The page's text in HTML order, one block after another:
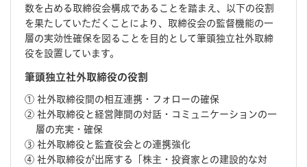
数を占める取締役会構成であることを踏まえ、以下の役割
を果たしていただくことにより、取締役会の監督機能の⼀
層の実効性確保を図ることを目的として筆頭独立社外取締
役を設置しています。
筆頭独立社外取締役の役割
① 社外取締役間の相互連携・フォローの確保
② 社外取締役と経営陣間の対話・コミュニケーションの一
層の充実・確保
③ 社外取締役と監査役会との連携強化
④ 社外取締役が出席する「株主・投資家との建設的な対